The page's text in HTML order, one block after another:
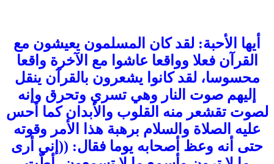
أيها الأحبة: لقد كان المسلمون يعيشون مع
القرآن فعلا وواقعا عاشوا مع الآخرة واقعا
محسوسا، لقد كانوا يشعرون بالقرآن ينقل
إليهم صوت النار وهي تسري وتحرق وإنه
لصوت تقشعر منه القلوب والأبدان كما أحس
عليه الصلاة والسلام برهبة هذا الأمر وقوته
حتى أنه وعظ أصحابه يوما فقال: ((إني أرى